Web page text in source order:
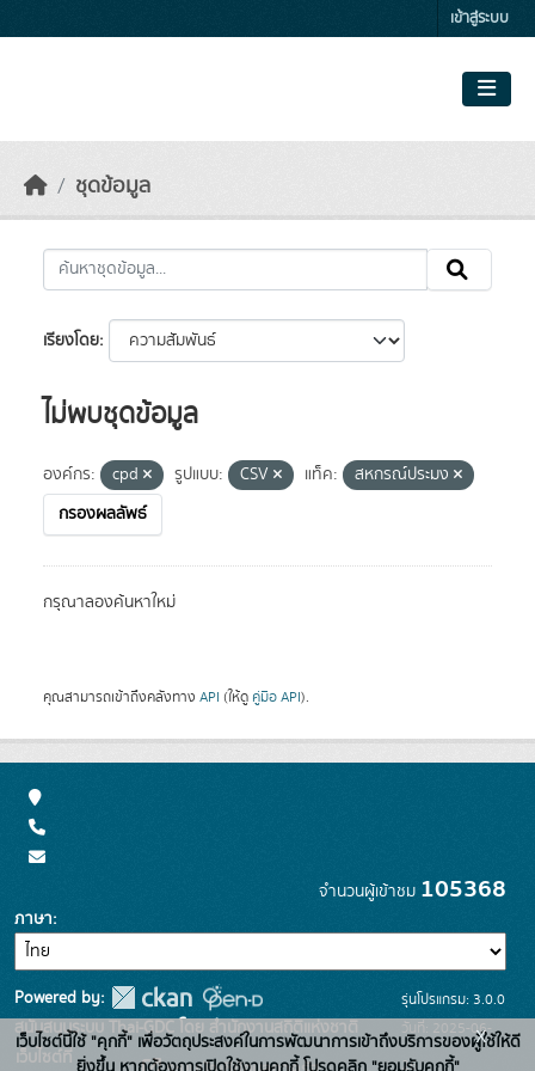
เข้าสู่ระบบ
ชุดข้อมูล
เรียงโดย
ไม่พบชุดข้อมูล
องค์กร: cpd รูปแบบ: CSV แท็ค:
สหกรณ์ประมง
กรองผลลัพธ์
กรุณาลองค้นหาใหม่
คุณสามารถเข้าถึงคลังทาง API (ให้ดู คู่มือ API).
จำนวนผู้เข้าชม 105368
ภาษา
Powered by:
สนับสนุนระบบ Thai-GDC โดย สำนักงานสถิติแห่งชาติ
เว็บไซต์ที่
รุ่นโปรแกรม: 3.0.0
วันที่: 2025-06-
26
เว็บไซต์นี้ใช้ "คุกกี้" เพื่อวัตถุประสงค์ในการพัฒนาการเข้าถึงบริการของผู้ใช้ให้ดี
x